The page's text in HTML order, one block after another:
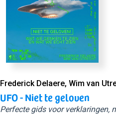
Frederick Delaere, Wim van
UFO - Niet te geloven
Perfecte gids voor verklaringen,